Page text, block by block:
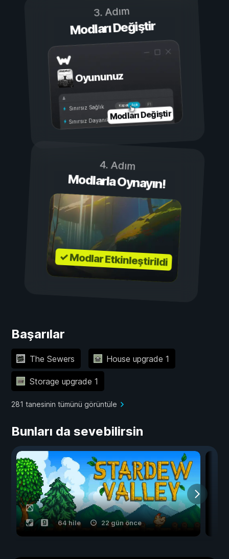
3. Adım
Modları Değiştir
Oyununuz
Açık
Kapalı
Sınırsız Sağlık
Sınırsız DayanıklılıkModları Değiştir
4. Adım
Modlarla Oynayın!
✓ Modlar Etkinleştirildi
Başarılar
The Sewers House upgrade 1
Storage upgrade 1
281 tanesinin tümünü görüntüle
Bunları da sevebilirsin
64 hile 22 gün önce